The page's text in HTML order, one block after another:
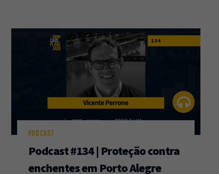
PODCAST
Podcast #134 | Proteção contra
enchentes em Porto Alegre